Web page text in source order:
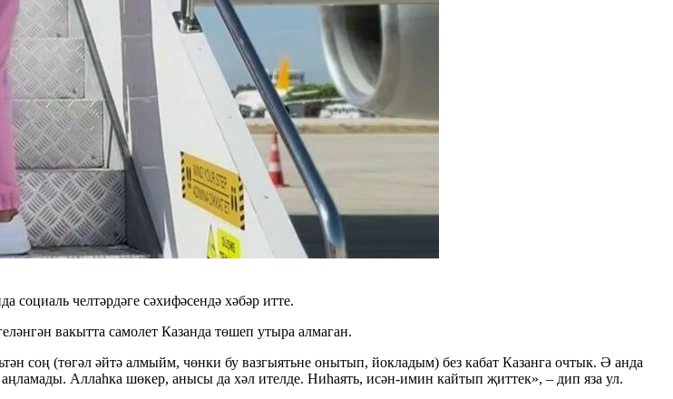
челтәрдәге сәхифәсендә хәбәр итте.
вакытта самолет Казанда төшеп утыра алмаган.
соң (төгәл әйтә алмыйм, чөнки бу вазгыятьне онытып, йокладым) без кабат Казанга очтык. Ә анда
Аллаһка шөкер, анысы да хәл ителде. Ниһаять, исән-имин кайтып җиттек», – дип яза ул.